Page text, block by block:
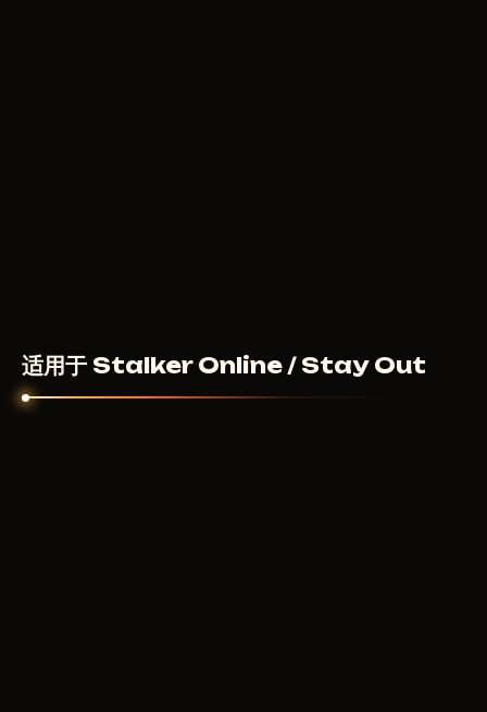
适用于 Stalker Online / Stay Out